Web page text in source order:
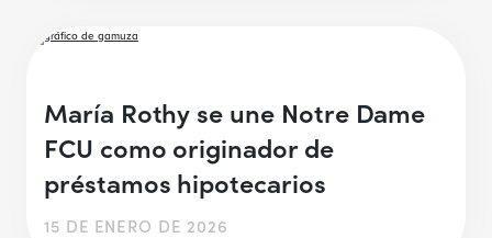
María Rothy se une Notre Dame
FCU como originador de
préstamos hipotecarios
15 DE ENERO DE 2026